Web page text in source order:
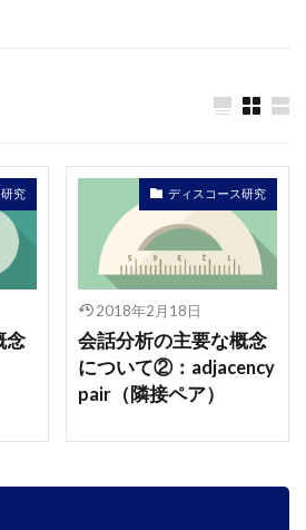
究
念
ディスコース研究
2018年2月18日
会話分析の主要な概念
について②：adjacency
pair（隣接ペア）